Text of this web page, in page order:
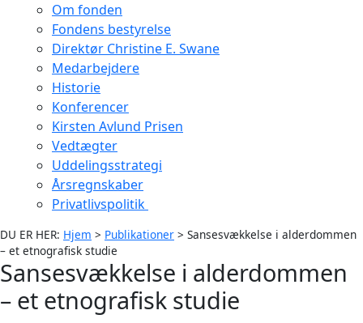
Om fonden
Fondens bestyrelse
Direktør Christine E. Swane
Medarbejdere
Historie
Konferencer
Kirsten Avlund Prisen
Vedtægter
Uddelingsstrategi
Årsregnskaber
Privatlivspolitik
DU ER HER: Hjem > Publikationer > Sansesvækkelse i alderdommen
– et etnografisk studie
Sansesvækkelse i alderdommen
– et etnografisk studie